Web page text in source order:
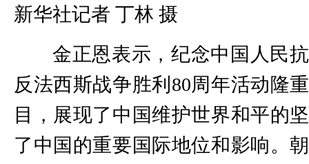
新华社记者 丁林 摄
金正恩表示，纪念中国人民
反法西斯战争胜利80周年活动隆
目，展现了中国维护世界和平的
了中国的重要国际地位和影响。